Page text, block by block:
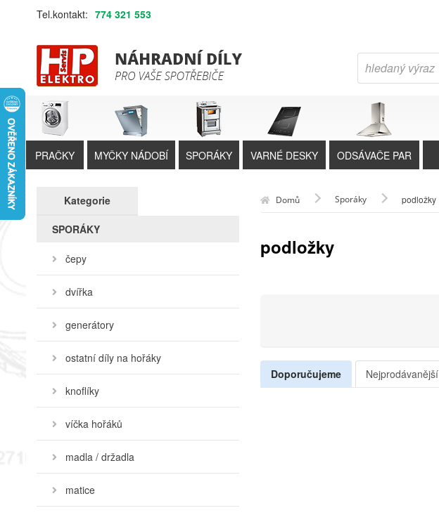
Tel.kontakt: 774 321 553
PRAČKY MYČKY NÁDOBÍ SPORÁKY VARNÉ DESKY ODSÁVAČE PAR
Kategorie
SPORÁKY
čepy
dvířka
generátory
ostatní díly na hořáky
knoflíky
víčka hořáků
madla / držadla
matice
Domů Sporáky podložky
podložky
Doporučujeme Nejprodávanější